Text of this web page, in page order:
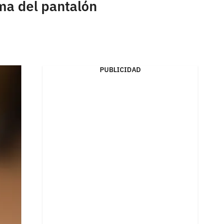
del pantalón
PUBLICIDAD